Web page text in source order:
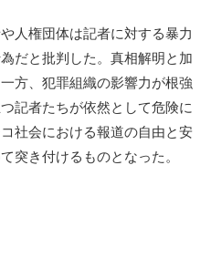
人権団体は記者に対する暴力
だと批判した。真相解明と加
方、犯罪組織の影響力が根強
記者たちが依然として危険に
社会における報道の自由と安
突き付けるものとなった。